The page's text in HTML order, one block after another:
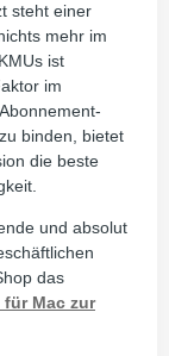
steht einer
mehr im
ist
im
binden, bietet
die beste
und absolut
das
Mac zur